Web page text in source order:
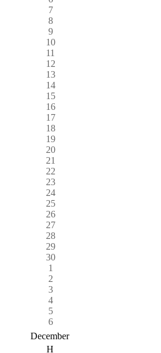
7
8
9
10
11
12
13
14
15
16
17
18
19
20
21
22
23
24
25
26
27
28
29
30
1
2
3
4
5
6
December
H